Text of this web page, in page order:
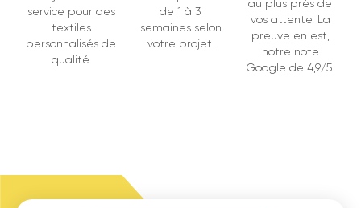
service pour des
textiles
personnalisés de
qualité.
de 1 à 3
semaines selon
votre projet.
au plus près de
vos attente. La
preuve en est,
notre note
Google de 4,9/5.